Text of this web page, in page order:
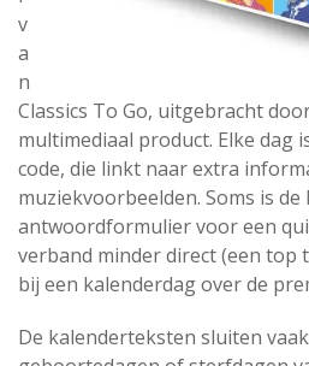
v
a
n
Classics To Go, uitgebracht
multimediaal product. Elke dag
code, die linkt naar extra
muziekvoorbeelden. Soms is de
antwoordformulier voor een
verband minder direct (een top
bij een kalenderdag over de
De kalenderteksten sluiten